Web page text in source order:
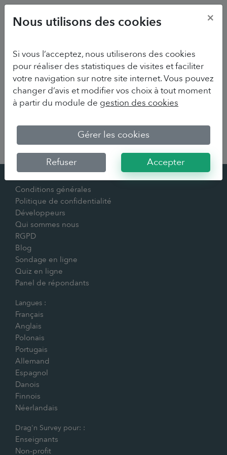
Contact
Conditions générales
Politique de confidentialité
Développeurs
Qui sommes nous
RGPD
Blog
Sondage en ligne
Quiz en ligne
Panel de répondants
Langues :
Français
Anglais
Polonais
Portugais
Allemand
Espagnol
Danois
Finnois
Néerlandais
Drag'n Survey pour: :
Enseignants
Non-profit
Nous utilisons des cookies ×
Si vous l’acceptez, nous utiliserons des cookies
pour réaliser des statistiques de visites et faciliter
votre navigation sur notre site internet. Vous pouvez
changer d’avis et modifier vos choix à tout moment
à partir du module de gestion des cookies
Gérer les cookies
Refuser Accepter